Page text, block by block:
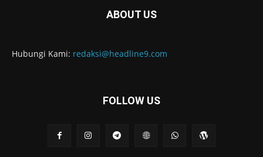
ABOUT US
Hubungi Kami: redaksi@headline9.com
FOLLOW US